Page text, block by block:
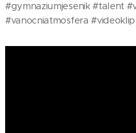
#gymnaziumjesenik #talent
#vanocniatmosfera #videoklip